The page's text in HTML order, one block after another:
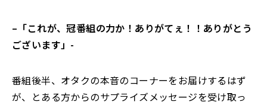
– 「これが、冠番組の力か！ありがてぇ！！ありがとう
ございます」-
番組後半、オタクの本音のコーナーをお届けするはず
が、とある方からのサプライズメッセージを受け取っ